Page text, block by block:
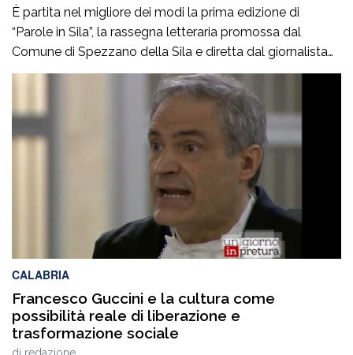
È partita nel migliore dei modi la prima edizione di
“Parole in Sila”, la rassegna letteraria promossa dal
Comune di Spezzano della Sila e diretta dal giornalista
Pasquale Motta, che fino al 19 agosto porterà a
Camigliatello Silano alcuni tra i più autorevoli
protagonisti del panorama culturale e istituzionale
italiano. Nella splendida cornice di Piazza […]
CALABRIA
Francesco Guccini e la cultura come
possibilità reale di liberazione e
trasformazione sociale
di redazione